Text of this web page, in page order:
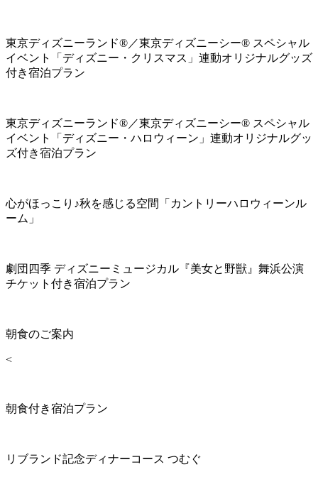
東京ディズニーランド®／東京ディズニーシー® スペシャル
イベント「ディズニー・クリスマス」連動オリジナルグッズ
付き宿泊プラン
東京ディズニーランド®／東京ディズニーシー® スペシャル
イベント「ディズニー・ハロウィーン」連動オリジナルグッ
ズ付き宿泊プラン
心がほっこり♪秋を感じる空間「カントリーハロウィーンル
ーム」
劇団四季 ディズニーミュージカル『美女と野獣』舞浜公演
チケット付き宿泊プラン
朝食のご案内
<
朝食付き宿泊プラン
リブランド記念ディナーコース つむぐ